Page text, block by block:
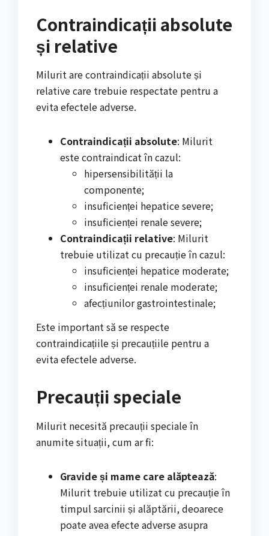
Contraindicații absolute
și relative
Milurit are contraindicații absolute și
relative care trebuie respectate pentru a
evita efectele adverse.
Contraindicații absolute: Milurit
este contraindicat în cazul:
hipersensibilității la
componente;
insuficienței hepatice severe;
insuficienței renale severe;
Contraindicații relative: Milurit
trebuie utilizat cu precauție în cazul:
insuficienței hepatice moderate;
insuficienței renale moderate;
afecțiunilor gastrointestinale;
Este important să se respecte
contraindicațiile și precauțiile pentru a
evita efectele adverse.
Precauții speciale
Milurit necesită precauții speciale în
anumite situații, cum ar fi:
Gravide și mame care alăptează:
Milurit trebuie utilizat cu precauție în
timpul sarcinii și alăptării, deoarece
poate avea efecte adverse asupra